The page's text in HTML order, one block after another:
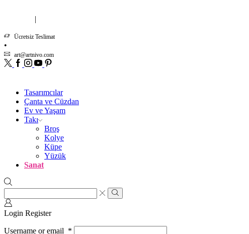
|
Ücretsiz Teslimat
art@artnivo.com
TwitterFacebook
Instagram
YoutubePinterest
Tasarımcılar
Çanta ve Cüzdan
Ev ve Yaşam
Takı
Broş
Kolye
Küpe
Yüzük
Sanat
Search
input
Search
Login Register
Username or email *